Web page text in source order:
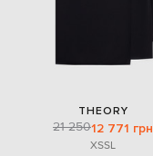
THEORY
21 25012 771 грн
XSSL